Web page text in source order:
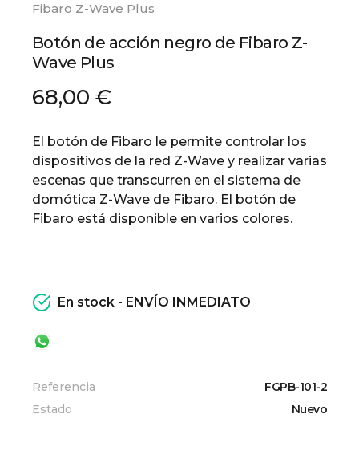
Fibaro Z-Wave Plus
Botón de acción negro de Fibaro Z-
Wave Plus
68,00 €
El botón de Fibaro le permite controlar los
dispositivos de la red Z-Wave y realizar varias
escenas que transcurren en el sistema de
domótica Z-Wave de Fibaro. El botón de
Fibaro está disponible en varios colores.
En stock - ENVÍO INMEDIATO
Referencia
FGPB-101-2
Estado
Nuevo